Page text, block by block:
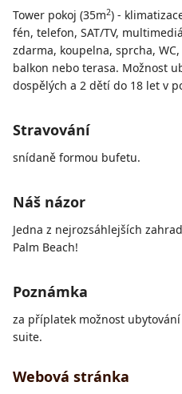
Tower pokoj (35m2) -
fén, telefon, SAT/TV,
zdarma, koupelna, sprcha,
balkon nebo terasa. Možnost
dospělých a 2 dětí do 18 let v
Stravování
snídaně formou bufetu.
Náš názor
Jedna z nejrozsáhlejších
Palm Beach!
Poznámka
za příplatek možnost
suite.
Webová stránka